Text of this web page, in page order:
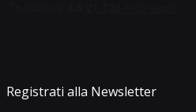
Registrati alla Newsletter